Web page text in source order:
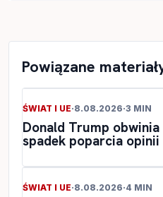
Powiązane
ŚWIAT I UE·8.08.2026·3 MIN
Donald Trump
spadek poparcia
ŚWIAT I UE·8.08.2026·4 MIN